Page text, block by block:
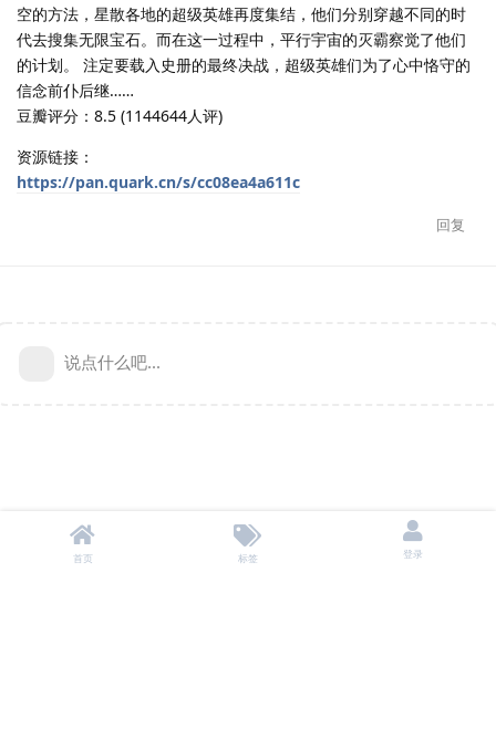
空的方法，星散各地的超级英雄再度集结，他们分别穿越不同的时
代去搜集无限宝石。而在这一过程中，平行宇宙的灭霸察觉了他们
的计划。 注定要载入史册的最终决战，超级英雄们为了心中恪守的
信念前仆后继……
豆瓣评分：8.5 (1144644人评)
资源链接：
https://pan.quark.cn/s/cc08ea4a611c
回复
说点什么吧...
首页 标签 登录